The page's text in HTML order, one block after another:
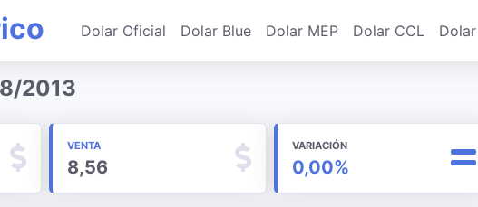
Dolar Oficial Dolar Blue Dolar MEP Dolar CCL
2013
VENTA
8,56
VARIACIÓN
0,00%